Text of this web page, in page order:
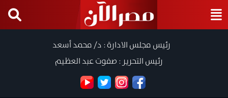
رئيس مجلس الادارة : د/ محمد أسعد
رئيس التحرير : صفوت عبد العظيم